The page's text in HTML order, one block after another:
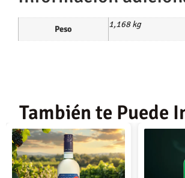
Peso 1,168 kg
También te Puede